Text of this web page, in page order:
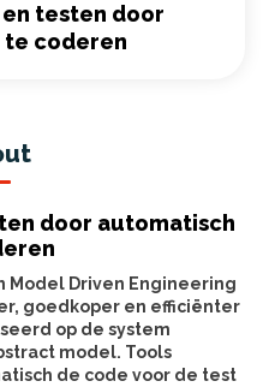
testen door
coderen
door automatisch
Model Driven Engineering
goedkoper en efficiënter
op de system
model. Tools
de code voor de test